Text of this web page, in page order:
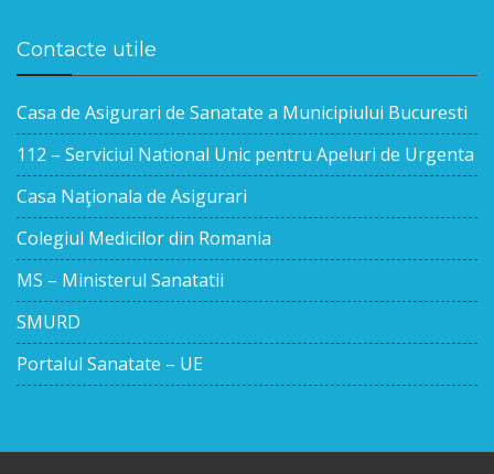
Contacte utile
Casa de Asigurari de Sanatate a Municipiului Bucuresti
112 – Serviciul National Unic pentru Apeluri de Urgenta
Casa Naţionala de Asigurari
Colegiul Medicilor din Romania
MS – Ministerul Sanatatii
SMURD
Portalul Sanatate – UE